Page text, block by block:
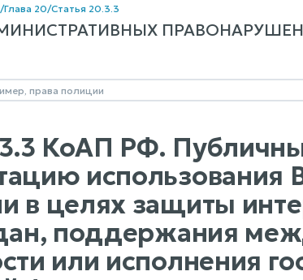
/Глава 20/Статья 20.3.3
КоАП РФ.
использования
в целях защиты
поддержания
или исполнения